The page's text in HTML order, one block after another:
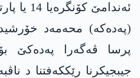
ئەندامێ
(په‌ده‌كه‌) محەمەد
پرسا ڤەگەرا په‌ده‌كێ
جیبجیکرنا رێکكەفتنا د